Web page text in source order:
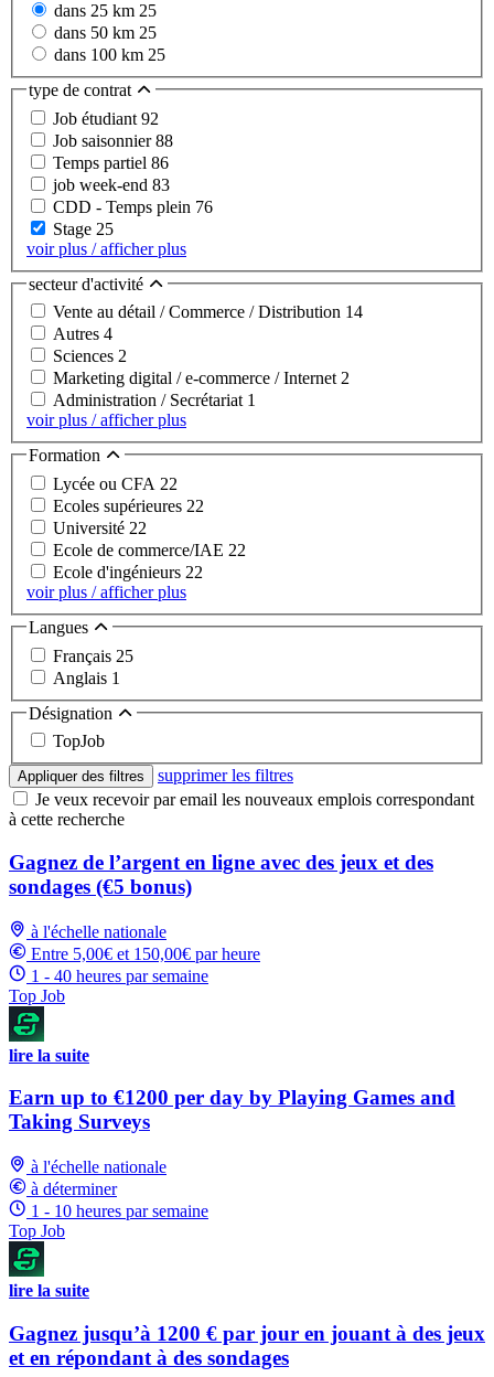
dans 25 km 25
dans 50 km 25
dans 100 km 25
type de contrat
Job étudiant 92
Job saisonnier88
Temps partiel 86
job week-end 83
CDD - Temps plein 76
Stage 25
voir plus / afficher plus
secteur d'activité
Vente au détail / Commerce / Distribution 14
Autres 4
Sciences 2
Marketing digital / e-commerce / Internet2
Administration / Secrétariat 1
voir plus / afficher plus
Formation
Lycée ou CFA 22
Ecoles supérieures 22
Université 22
Ecole de commerce/IAE 22
Ecole d'ingénieurs 22
voir plus / afficher plus
Langues
Français 25
Anglais 1
Désignation
TopJob
Appliquer des filtres
supprimer les filtres
Je veux recevoir par email les nouveaux emplois correspondant
à cette recherche
Gagnez de l’argent en ligne avec des jeux et des
sondages (€5 bonus)
à l'échelle nationale
Entre 5,00€ et 150,00€ par heure
1 - 40 heures par semaine
Top Job
lire la suite
Earn up to €1200 per day by Playing Games and
Taking Surveys
à l'échelle nationale
à déterminer
1 - 10 heures par semaine
Top Job
lire la suite
Gagnez jusqu’à 1200 € par jour en jouant à des jeux
et en répondant à des sondages